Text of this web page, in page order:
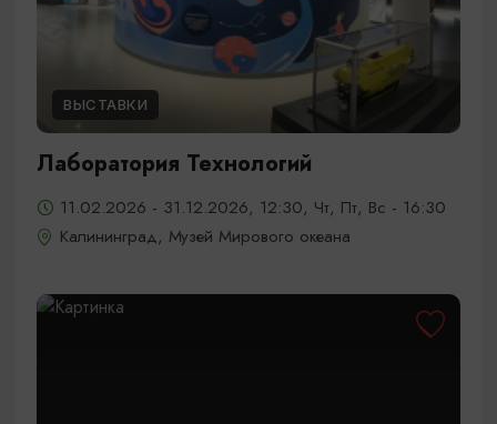
ВЫСТАВКИ
Лаборатория Технологий
11.02.2026 - 31.12.2026, 12:30, Чт, Пт, Вс - 16:30
Калининград, Музей Мирового океана